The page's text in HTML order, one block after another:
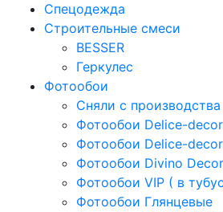
Спецодежда
Строительные смеси
BESSER
Геркулес
Фотообои
Сняли с производства
Фотообои Delice-decor
Фотообои Delice-decor
Фотообои Divino Decor
Фотообои VIP ( в
Фотообои Глянцевые